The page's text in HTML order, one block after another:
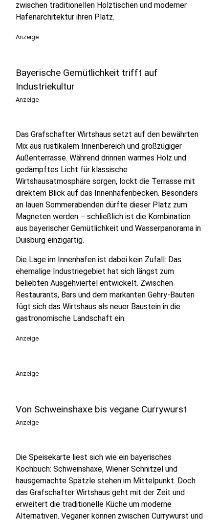
zwischen traditionellen Holztischen und moderner
Hafenarchitektur ihren Platz.
Anzeige
Bayerische Gemütlichkeit trifft auf
Industriekultur
Anzeige
Das Grafschafter Wirtshaus setzt auf den bewährten
Mix aus rustikalem Innenbereich und großzügiger
Außenterrasse. Während drinnen warmes Holz und
gedämpftes Licht für klassische
Wirtshausatmosphäre sorgen, lockt die Terrasse mit
direktem Blick auf das Innenhafenbecken. Besonders
an lauen Sommerabenden dürfte dieser Platz zum
Magneten werden – schließlich ist die Kombination
aus bayerischer Gemütlichkeit und Wasserpanorama in
Duisburg einzigartig.
Die Lage im Innenhafen ist dabei kein Zufall: Das
ehemalige Industriegebiet hat sich längst zum
beliebten Ausgehviertel entwickelt. Zwischen
Restaurants, Bars und dem markanten Gehry-Bauten
fügt sich das Wirtshaus als neuer Baustein in die
gastronomische Landschaft ein.
Anzeige
Anzeige
Von Schweinshaxe bis vegane Currywurst
Anzeige
Die Speisekarte liest sich wie ein bayerisches
Kochbuch: Schweinshaxe, Wiener Schnitzel und
hausgemachte Spätzle stehen im Mittelpunkt. Doch
das Grafschafter Wirtshaus geht mit der Zeit und
erweitert die traditionelle Küche um moderne
Alternativen. Veganer können zwischen Currywurst und